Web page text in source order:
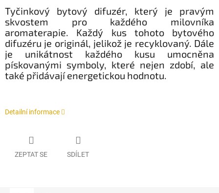
Tyčinkový bytový difuzér, který je pravým
skvostem pro každého milovníka
aromaterapie. Každý kus tohoto bytového
difuzéru je originál, jelikož je recyklovaný. Dále
je unikátnost každého kusu umocněna
pískovanými symboly, které nejen zdobí, ale
také přidávají energetickou hodnotu.
Detailní informace
ZEPTAT SE SDÍLET